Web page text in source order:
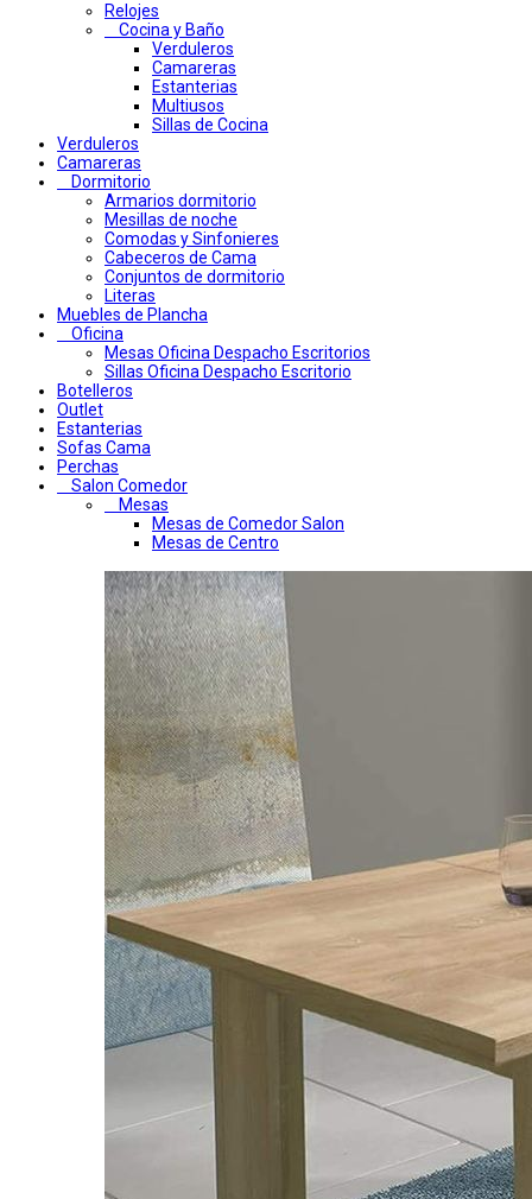
Relojes
Cocina y Baño
Verduleros
Camareras
Estanterias
Multiusos
Sillas de Cocina
Verduleros
Camareras
Dormitorio
Armarios dormitorio
Mesillas de noche
Comodas y Sinfonieres
Cabeceros de Cama
Conjuntos de dormitorio
Literas
Muebles de Plancha
Oficina
Mesas Oficina Despacho Escritorios
Sillas Oficina Despacho Escritorio
Botelleros
Outlet
Estanterias
Sofas Cama
Perchas
Salon Comedor
Mesas
Mesas de Comedor Salon
Mesas de Centro